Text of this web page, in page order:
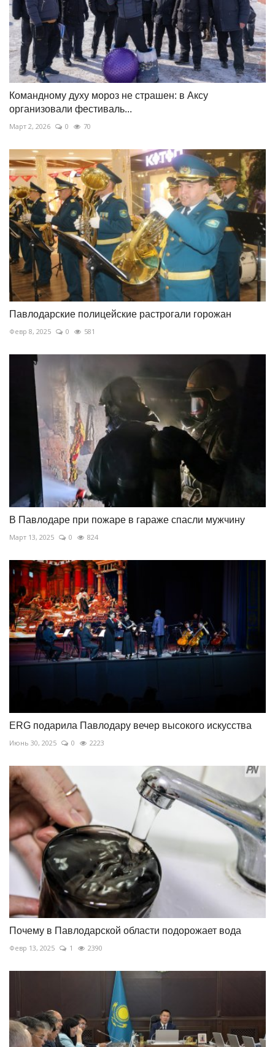
Командному духу мороз не страшен: в Аксу
организовали фестиваль...
Март 2, 2026 0 70
Павлодарские полицейские растрогали горожан
Февр 8, 2025 0 581
В Павлодаре при пожаре в гараже спасли мужчину
Март 13, 2025 0 824
ERG подарила Павлодару вечер высокого искусства
Июнь 30, 2025 0 2223
Почему в Павлодарской области подорожает вода
Февр 13, 2025 1 2390